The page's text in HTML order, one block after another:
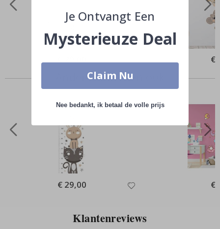
Price €
Anderen kochten ook
Special
Price
€ 29,00 €
Klantenreviews
Je Ontvangt Een
Mysterieuze Deal
Claim Nu
Nee bedankt, ik betaal de volle prijs